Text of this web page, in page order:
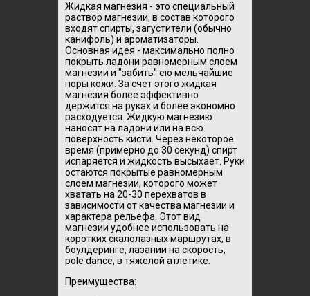
Жидкая магнезия - это специальный
раствор магнезии, в состав которого
входят спирты, загустители (обычно
канифоль) и ароматизаторы.
Основная идея - максимально полно
покрыть ладони равномерным слоем
магнезии и "забить" ею мельчайшие
поры кожи. За счет этого жидкая
магнезия более эффективно
держится на руках и более экономно
расходуется. Жидкую магнезию
наносят на ладони или на всю
поверхность кисти. Через некоторое
время (примерно до 30 секунд) спирт
испаряется и жидкость высыхает. Руки
остаются покрытые равномерным
слоем магнезии, которого может
хватать на 20-30 перехватов в
зависимости от качества магнезии и
характера рельефа. Этот вид
магнезии удобнее использовать на
коротких скалолазных маршрутах, в
боулдеринге, лазании на скорость,
pole dance, в тяжелой атлетике.
Преимущества: